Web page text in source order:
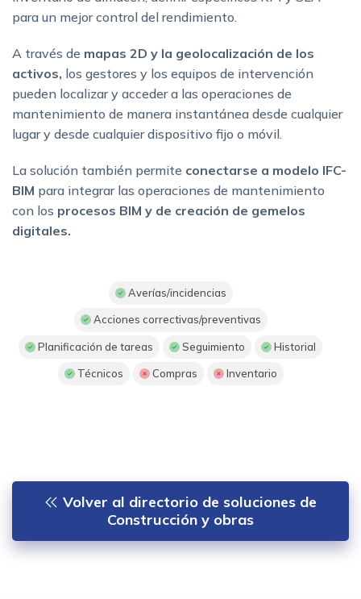
para un mejor control del rendimiento.
A través de mapas 2D y la geolocalización de los
activos, los gestores y los equipos de intervención
pueden localizar y acceder a las operaciones de
mantenimiento de manera instantánea desde cualquier
lugar y desde cualquier dispositivo fijo o móvil.
La solución también permite conectarse a modelo IFC-
BIM para integrar las operaciones de mantenimiento
con los procesos BIM y de creación de gemelos
digitales.
Averías/incidencias
Acciones correctivas/preventivas
Planificación de tareas Seguimiento Historial
Técnicos Compras Inventario
Volver al directorio de soluciones de
Construcción y obras